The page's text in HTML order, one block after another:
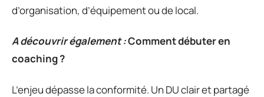
d’organisation, d’équipement ou de local.
A découvrir également :Comment débuter en
coaching ?
L’enjeu dépasse la conformité. Un DU clair et partagé